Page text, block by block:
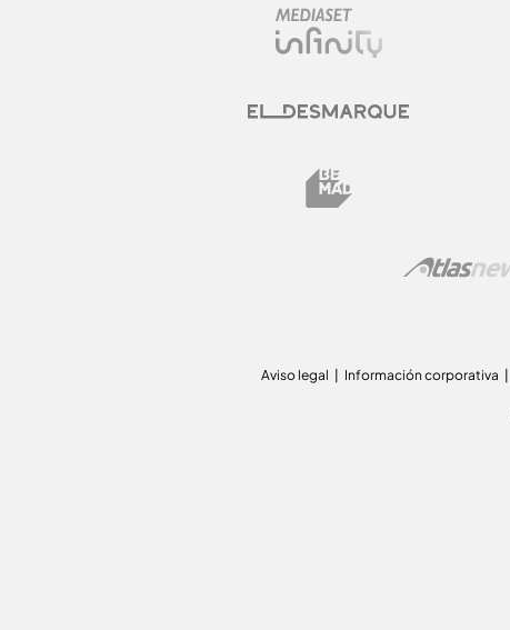
Aviso legal Información corporativa